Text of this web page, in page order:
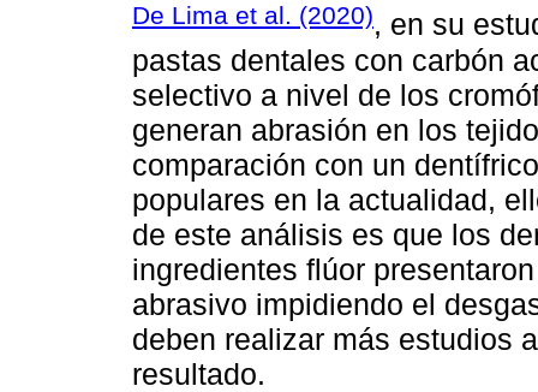
De Lima et al. (2020), en su
pastas dentales con carbón
selectivo a nivel de los
generan abrasión en los
comparación con un
populares en la actualidad,
de este análisis es que los
ingredientes flúor
abrasivo impidiendo el
deben realizar más estudios
resultado.